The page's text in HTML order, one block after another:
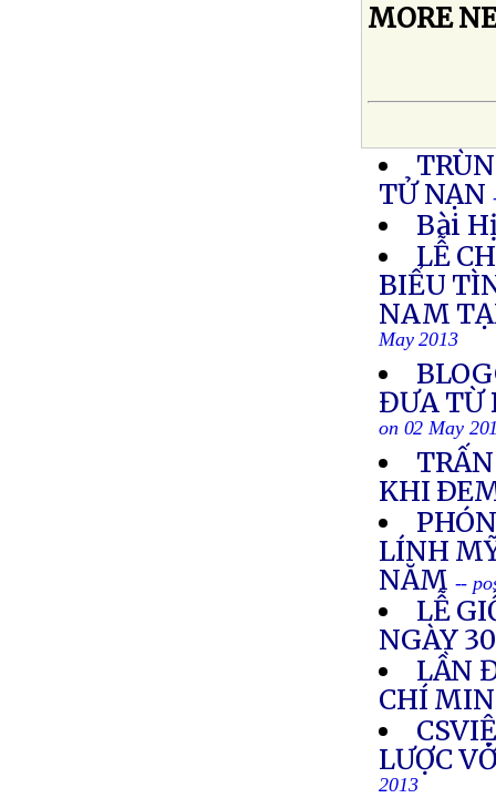
MORE
TỬ NẠN
Bài
LỄ
BIỂU
NAM
May 2013
ĐƯA TỪ
on 02 May
KHI
LÍNH
NĂM --
LỄ
NGÀY
LẦN
CHÍ
LƯỢC
2013